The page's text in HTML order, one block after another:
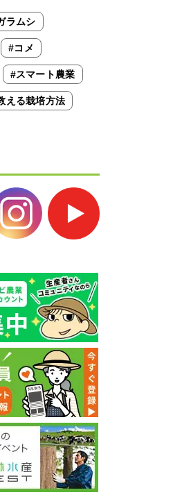
ラムシ
#コメ
#スマート農業
える栽培方法